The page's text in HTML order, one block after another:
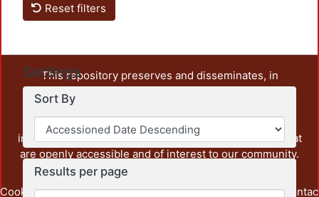
Reset filters
Settings
Sort By
Results per page
This repository preserves and disseminates, in
unrestricted open access, the teaching and research
output of UAM Azcapotzalco. It also includes some
administrative and graphic documents from the
institution, as well as content from other institutions that
are openly accessible and of interest to our community.
Cookie Privacy End User Send